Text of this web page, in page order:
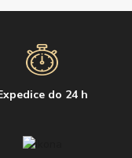
do 24 h